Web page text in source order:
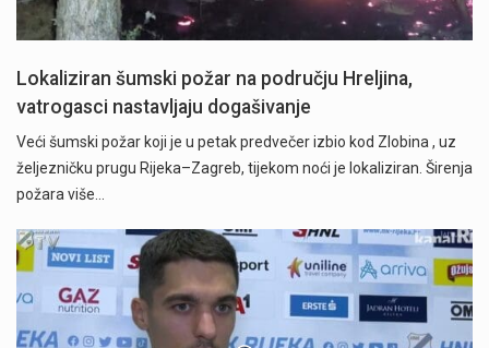
Lokaliziran šumski požar na području Hreljina,
vatrogasci nastavljaju dogašivanje
Veći šumski požar koji je u petak predvečer izbio kod Zlobina , uz
željezničku prugu Rijeka–Zagreb, tijekom noći je lokaliziran. Širenja
požara više…